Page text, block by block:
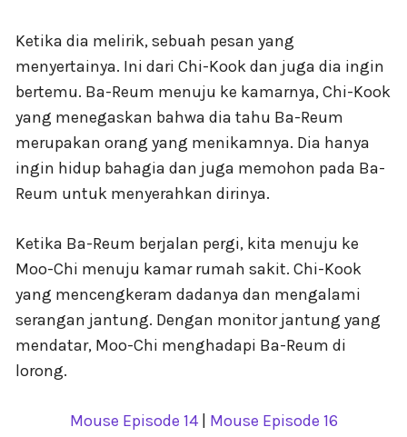
Ketika dia melirik, sebuah pesan yang
menyertainya. Ini dari Chi-Kook dan juga dia ingin
bertemu. Ba-Reum menuju ke kamarnya, Chi-Kook
yang menegaskan bahwa dia tahu Ba-Reum
merupakan orang yang menikamnya. Dia hanya
ingin hidup bahagia dan juga memohon pada Ba-
Reum untuk menyerahkan dirinya.
Ketika Ba-Reum berjalan pergi, kita menuju ke
Moo-Chi menuju kamar rumah sakit. Chi-Kook
yang mencengkeram dadanya dan mengalami
serangan jantung. Dengan monitor jantung yang
mendatar, Moo-Chi menghadapi Ba-Reum di
lorong.
Mouse Episode 14| Mouse Episode 16